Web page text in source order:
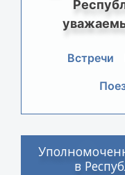
Встречи
в